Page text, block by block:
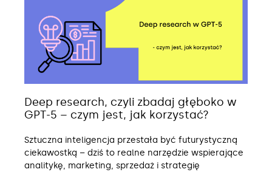
Deep research, czyli zbadaj głęboko w
GPT-5 – czym jest, jak korzystać?
Sztuczna inteligencja przestała być futurystyczną
ciekawostką – dziś to realne narzędzie wspierające
analitykę, marketing, sprzedaż i strategię